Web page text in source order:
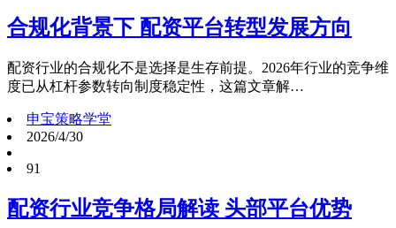
合规化背景下 配资平台转型发展方向
配资行业的合规化不是选择是生存前提。2026年行业的竞争维
度已从杠杆参数转向制度稳定性，这篇文章解…
申宝策略学堂
2026/4/30
91
配资行业竞争格局解读 头部平台优势